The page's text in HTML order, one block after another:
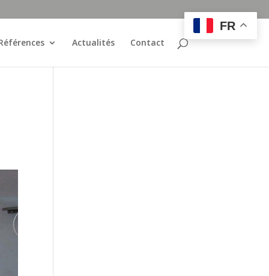
Actualités Contact
FR